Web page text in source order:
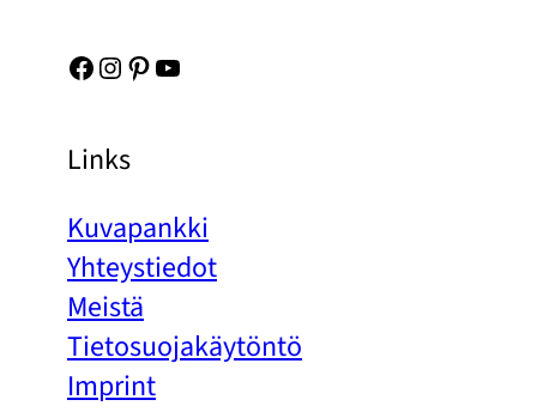
Facebook Instagram Pinterest YouTube
Links
Kuvapankki
Yhteystiedot
Meistä
Tietosuojakäytöntö
Imprint